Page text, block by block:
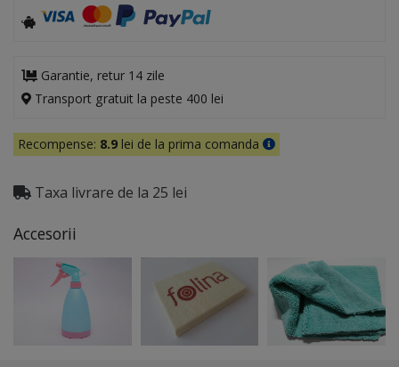
Garantie, retur 14 zile
Transport gratuit la peste 400 lei
Recompense: 8.9 lei de la prima comanda
Taxa livrare de la 25 lei
Accesorii